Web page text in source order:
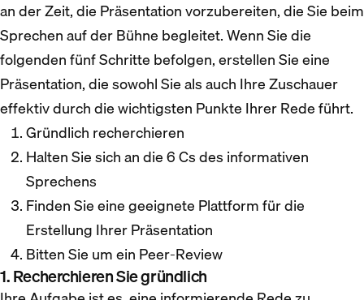
an der Zeit, die Präsentation vorzubereiten, die Sie beim
Sprechen auf der Bühne begleitet. Wenn Sie die
folgenden fünf Schritte befolgen, erstellen Sie eine
Präsentation, die sowohl Sie als auch Ihre Zuschauer
effektiv durch die wichtigsten Punkte Ihrer Rede führt.
Gründlich recherchieren
Halten Sie sich an die 6 Cs des informativen
Sprechens
Finden Sie eine geeignete Plattform für die
Erstellung Ihrer Präsentation
Bitten Sie um ein Peer-Review
1. Recherchieren Sie gründlich